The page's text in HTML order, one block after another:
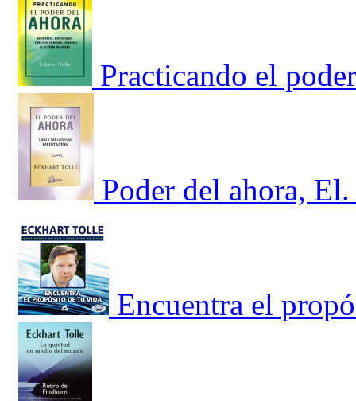
Practicando el
Poder del ahora,
Encuentra el